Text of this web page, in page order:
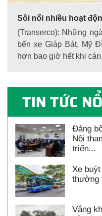
Sôi nổi nhiều hoạt
(Transerco): Những
bến xe Giáp Bát, Mỹ
hơn bao giờ hết khi
TIN TỨC
Đảng
Nội
triển...
Xe
thường
Vắng